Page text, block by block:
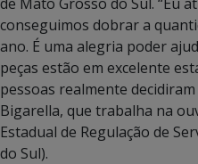
conseguimos dobrar a
ano. É uma alegria poder
peças estão em excelente
pessoas realmente
Bigarella, que trabalha na
Estadual de Regulação de
do Sul).